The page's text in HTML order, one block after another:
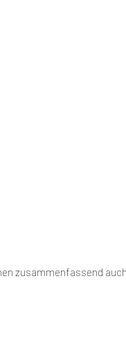
zusammenfassend auch